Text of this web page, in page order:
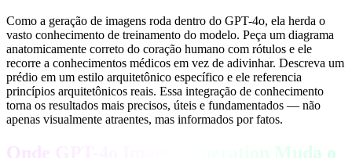
Como a geração de imagens roda dentro do GPT-4o, ela herda o
vasto conhecimento de treinamento do modelo. Peça um diagrama
anatomicamente correto do coração humano com rótulos e ele
recorre a conhecimentos médicos em vez de adivinhar. Descreva um
prédio em um estilo arquitetônico específico e ele referencia
princípios arquitetônicos reais. Essa integração de conhecimento
torna os resultados mais precisos, úteis e fundamentados — não
apenas visualmente atraentes, mas informados por fatos.
Onde GPT-4o Image Generation Muda o